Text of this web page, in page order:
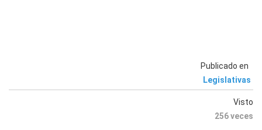
Publicado en
Legislativas
Visto
256 veces